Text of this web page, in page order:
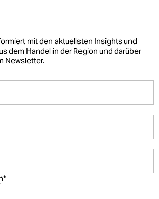
mit den aktuellsten Insights und
dem Handel in der Region und darüber
Newsletter.
*